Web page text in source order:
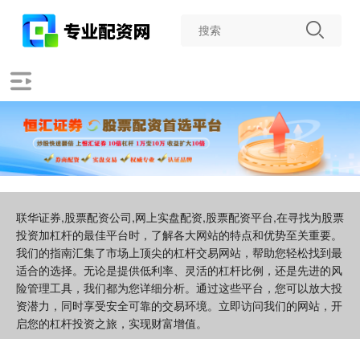
联华证券,股票配资公司,网上实盘配资,股票配资平台,在寻找为股票
投资加杠杆的最佳平台时，了解各大网站的特点和优势至关重要。
我们的指南汇集了市场上顶尖的杠杆交易网站，帮助您轻松找到最
适合的选择。无论是提供低利率、灵活的杠杆比例，还是先进的风
险管理工具，我们都为您详细分析。通过这些平台，您可以放大投
资潜力，同时享受安全可靠的交易环境。立即访问我们的网站，开
启您的杠杆投资之旅，实现财富增值。